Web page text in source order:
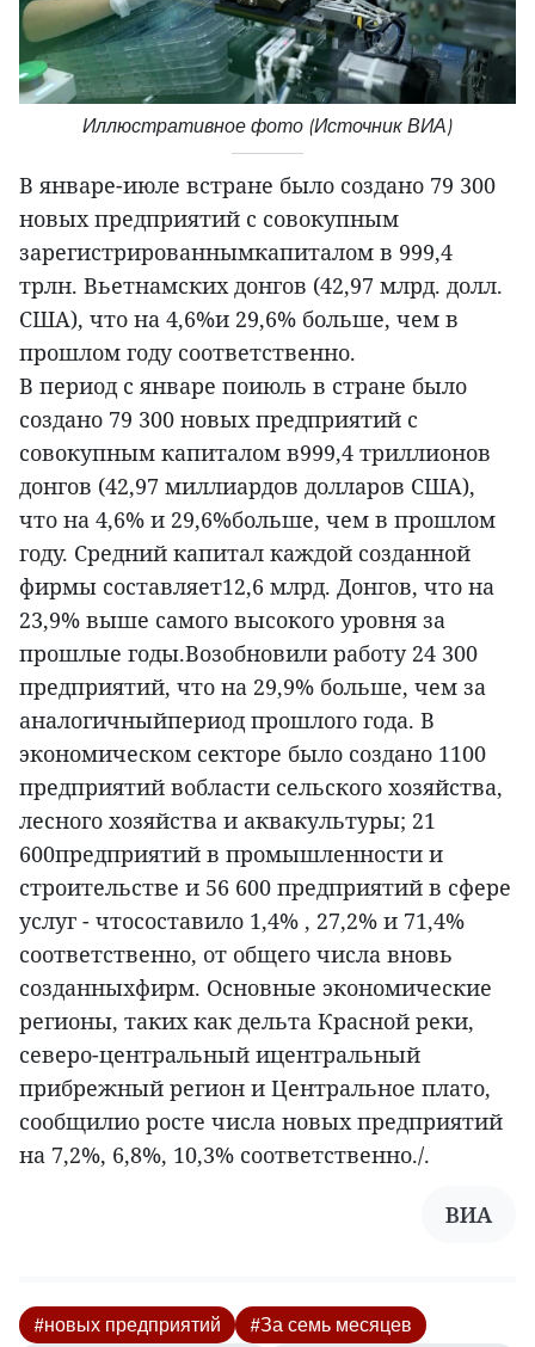
Иллюстративное фото (Источник ВИА)
В январе-июле встране было создано 79 300
новых предприятий с совокупным
зарегистрированнымкапиталом в 999,4
трлн. Вьетнамских донгов (42,97 млрд. долл.
США), что на 4,6%и 29,6% больше, чем в
прошлом году соответственно.
В период с январе поиюль в стране было
создано 79 300 новых предприятий с
совокупным капиталом в999,4 триллионов
донгов (42,97 миллиардов долларов США),
что на 4,6% и 29,6%больше, чем в прошлом
году. Средний капитал каждой созданной
фирмы составляет12,6 млрд. Донгов, что на
23,9% выше самого высокого уровня за
прошлые годы.Возобновили работу 24 300
предприятий, что на 29,9% больше, чем за
аналогичныйпериод прошлого года. В
экономическом секторе было создано 1100
предприятий вобласти сельского хозяйства,
лесного хозяйства и аквакультуры; 21
600предприятий в промышленности и
строительстве и 56 600 предприятий в сфере
услуг - чтосоставило 1,4% , 27,2% и 71,4%
соответственно, от общего числа вновь
созданныхфирм. Основные экономические
регионы, таких как дельта Красной реки,
северо-центральный ицентральный
прибрежный регион и Центральное плато,
сообщилио росте числа новых предприятий
на 7,2%, 6,8%, 10,3% соответственно./.
ВИА
#новых предприятий
#За семь месяцев